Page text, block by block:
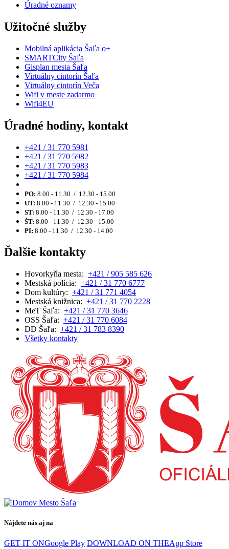
Úradné oznamy
Užitočné služby
Mobilná aplikácia Šaľa o+
SMARTCity Šaľa
Gisplan mesta Šaľa
Virtuálny cintorín Šaľa
Virtuálny cintorín Veča
Wifi v meste zadarmo
Wifi4EU
Úradné hodiny, kontakt
+421 / 31 770 5981
+421 / 31 770 5982
+421 / 31 770 5983
+421 / 31 770 5984
PO: 8.00 - 11.30 / 12.30 - 15.00
UT: 8.00 - 11.30 / 12.30 - 15.00
ST: 8.00 - 11.30 / 12.30 - 17.00
ŠT: 8.00 - 11.30 / 12.30 - 15.00
PI: 8.00 - 11.30 / 12.30 - 14.00
Ďalšie kontakty
Hovorkyňa mesta: +421 / 905 585 626
Mestská polícia: +421 / 31 770 6777
Dom kultúry: +421 / 31 771 4054
Mestská knižnica: +421 / 31 770 2228
MeT Šaľa: +421 / 31 770 3646
OSS Šaľa: +421 / 31 770 6084
DD Šaľa: +421 / 31 783 8390
Všetky kontakty
Nájdete nás aj na
GET IT ONGoogle Play DOWNLOAD ON THEApp Store